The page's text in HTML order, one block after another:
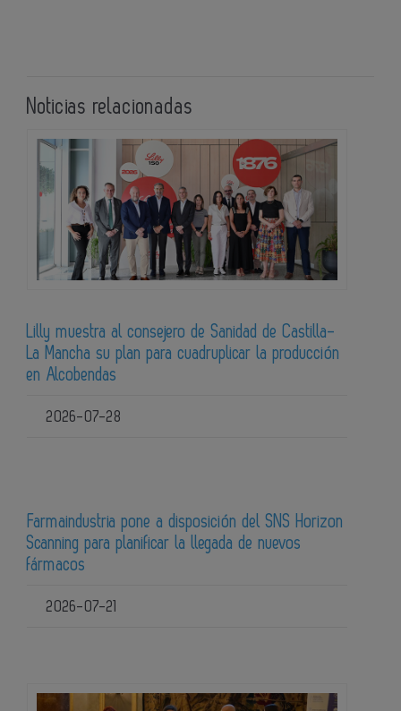
Noticias relacionadas
Lilly muestra al consejero de Sanidad de Castilla-
La Mancha su plan para cuadruplicar la producción
en Alcobendas
2026-07-28
Farmaindustria pone a disposición del SNS Horizon
Scanning para planificar la llegada de nuevos
fármacos
2026-07-21